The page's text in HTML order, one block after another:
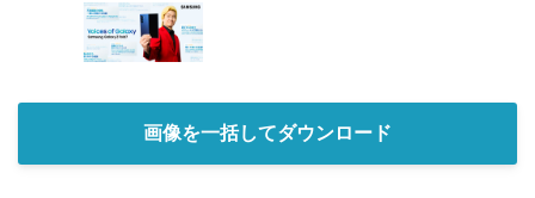
画像を一括してダウンロード